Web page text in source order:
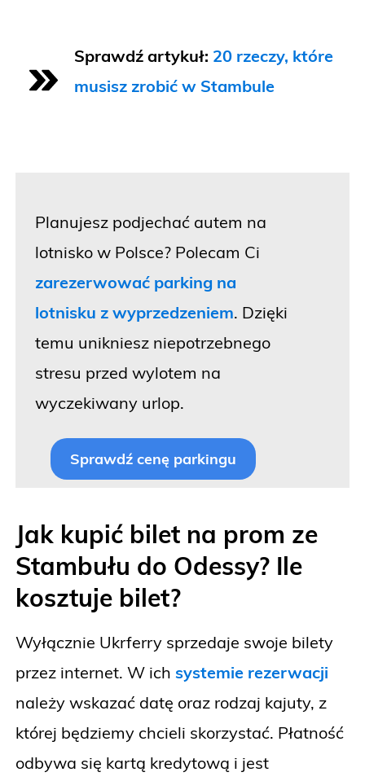
Sprawdź artykuł: 20 rzeczy, które
musisz zrobić w Stambule
Planujesz podjechać autem na
lotnisko w Polsce? Polecam Ci
zarezerwować parking na
lotnisku z wyprzedzeniem. Dzięki
temu unikniesz niepotrzebnego
stresu przed wylotem na
wyczekiwany urlop.
Sprawdź cenę parkingu
Jak kupić bilet na prom ze
Stambułu do Odessy? Ile
kosztuje bilet?
Wyłącznie Ukrferry sprzedaje swoje bilety
przez internet. W ich systemie rezerwacji
należy wskazać datę oraz rodzaj kajuty, z
której będziemy chcieli skorzystać. Płatność
odbywa się kartą kredytową i jest